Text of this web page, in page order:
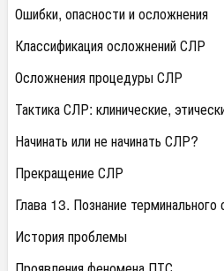
Ошибки, опасности и осложнения
Классификация осложнений СЛР
Осложнения процедуры СЛР
Тактика СЛР: клинические,
Начинать или не начинать СЛР?
Прекращение СЛР
Глава 13. Познание
История проблемы